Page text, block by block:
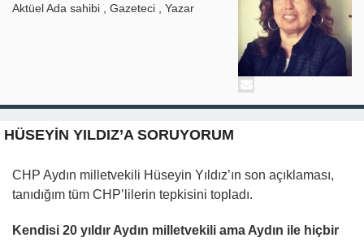
Aktüel Ada sahibi , Gazeteci , Yazar
HÜSEYİN YILDIZ’A SORUYORUM
CHP Aydın milletvekili Hüseyin Yıldız’ın son açıklaması,
tanıdığım tüm CHP’lilerin tepkisini topladı.
Kendisi 20 yıldır Aydın milletvekili ama Aydın ile hiçbir